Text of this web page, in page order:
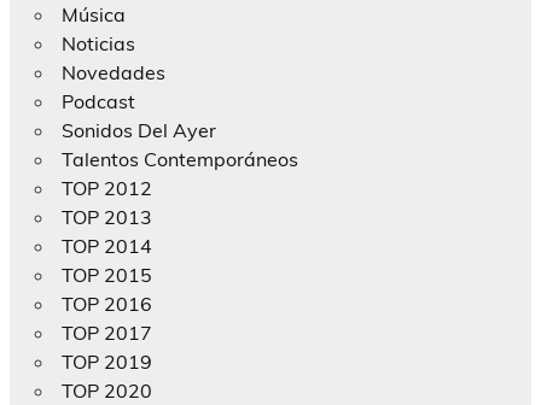
Música
Noticias
Novedades
Podcast
Sonidos Del Ayer
Talentos Contemporáneos
TOP 2012
TOP 2013
TOP 2014
TOP 2015
TOP 2016
TOP 2017
TOP 2019
TOP 2020